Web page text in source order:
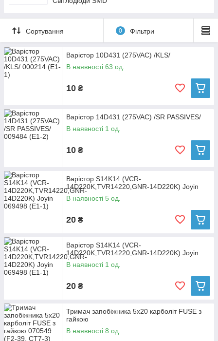
Сортування 0 Фільтри
Варістор 10D431 (275VAC) /KLS/
В наявності 63 од.
10 ₴
Варістор 14D431 (275VAC) /SR PASSIVES/
В наявності 1 од.
10 ₴
Варістор S14K14 (VCR-
14D220K,TVR14220,GNR-14D220K) Joyin
В наявності 5 од.
20 ₴
Варістор S14K14 (VCR-
14D220K,TVR14220,GNR-14D220K) Joyin
В наявності 1 од.
20 ₴
Тримач запобіжника 5х20 карболіт FUSE з
гайкою
В наявності 8 од.